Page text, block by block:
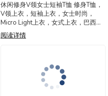
休闲修身V领女士短袖T恤 修身T恤，
V领上衣，短袖上衣，女士时尚，
Micro Light上衣，女式上衣，巴西制
造，V领T恤， 成分：90%聚酰胺
10%氨纶 修身V领T恤，短袖，基本
阅读详情